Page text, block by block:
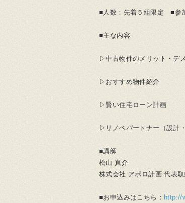
■人数：先着５組限定 ■参
■主な内容
▷中古物件のメリット・デ
▷おすすめ物件紹介
▷賢い住宅ローン計画
▷リノベパートナー（設計
■講師
松山 真介
株式会社 アポロ計画 代表
■お申込みはこちら： http://